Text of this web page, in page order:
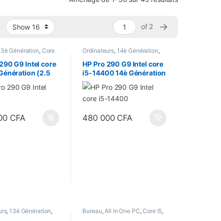
of 2 →
Génération, Core
G9 Intel core
(2.5
GHz)
SSD, Écran
CFA
Ordinateurs, 14è Génération,
Format Tour,Processeur Intel
HP Pro 290 G9 Intel core
i5-14400 14è Génération
(Jusqu’à 4,7 GHz) 8Go
DDR5-4800 MHz/512Go
SSD NVMe M.2, Écran 22
480 000 CFA
,13è Génération,
Bureau, All In One PC,Core i5,